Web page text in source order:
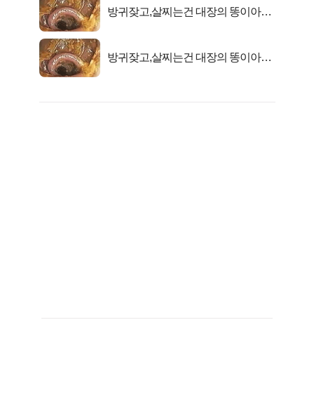
방귀잦고,살찌는건 대장의 똥이아니
방귀잦고,살찌는건 대장의 똥이아니